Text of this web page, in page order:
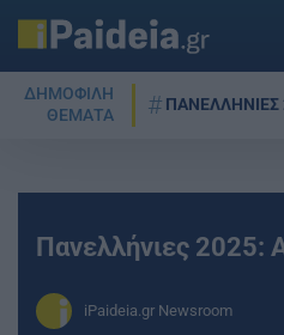
ΔΗΜΟΦΙΛΗ
ΘΕΜΑΤΑ
ΠΑΝΕΛΛΗΝΙΕΣ
Πανελλήνιες 2025:
iPaideia.gr Newsroom